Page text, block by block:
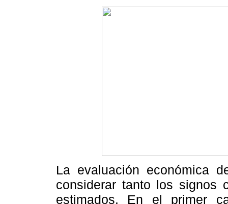
La evaluación económica
considerar tanto los signos
estimados. En el primer